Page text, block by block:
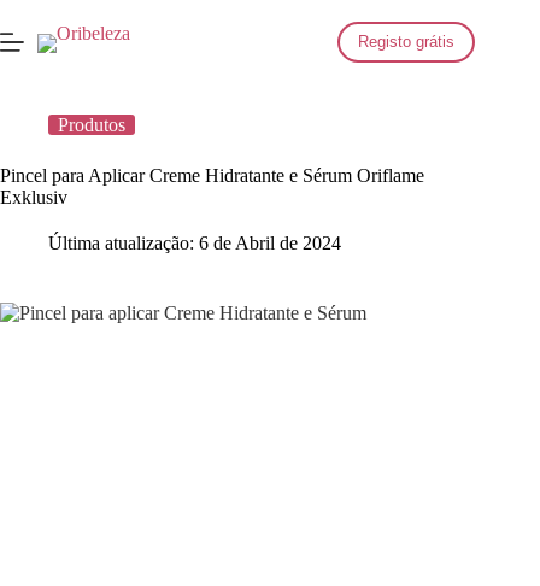
para
o
Registo grátis
Produtos
Pincel para Aplicar Creme Hidratante e Sérum Oriflame
Exklusiv
Última atualização: 6 de Abril de 2024